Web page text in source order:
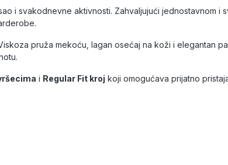
i svakodnevne aktivnosti. Zahvaljujući jednostavnom i
pruža mekoću, lagan osećaj na koži i elegantan
i Regular Fit kroj koji omogućava prijatno